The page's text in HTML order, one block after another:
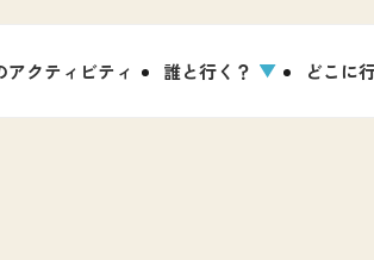
アクティビティ 誰と行く？ どこに